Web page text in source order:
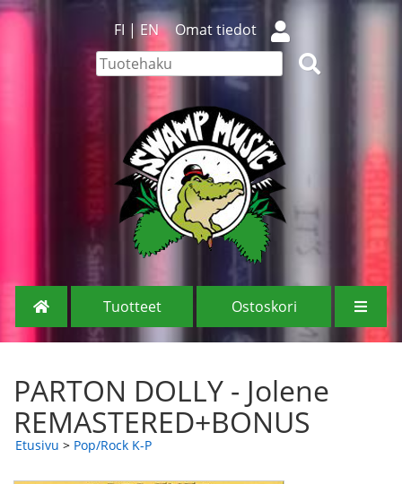
FI | EN Omat tiedot
Tuotteet Ostoskori
PARTON DOLLY - Jolene
REMASTERED+BONUS
Etusivu > Pop/Rock K-P